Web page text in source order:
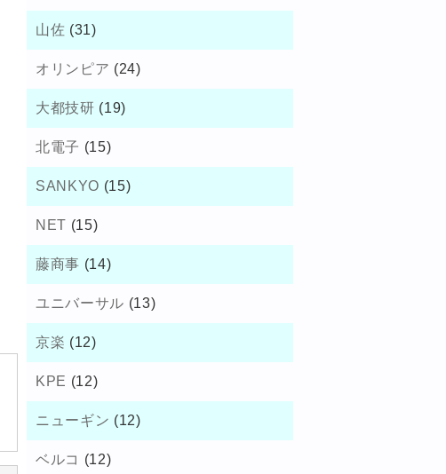
山佐 (31)
オリンピア (24)
大都技研 (19)
北電子 (15)
SANKYO (15)
NET (15)
藤商事 (14)
ユニバーサル (13)
京楽 (12)
KPE (12)
ニューギン (12)
ベルコ (12)